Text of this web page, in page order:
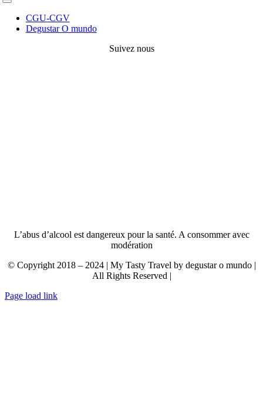
Toggle
NavigationCGU-CGV
Degustar O mundo
Suivez nous
L’abus d’alcool est dangereux pour la santé. A consommer avec
modération
© Copyright 2018 – 2024 | My Tasty Travel by degustar o mundo |
All Rights Reserved |
Page load link